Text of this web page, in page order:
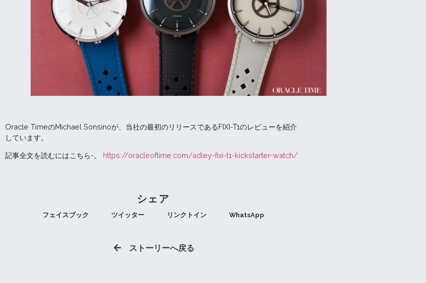
Oracle TimeのMichael Sonsinoが、当社の最初のリリースであるFIXI-T1のレビューを紹介
しています。
記事全文を読むにはこちら-。 https://oracleoftime.com/adley-fixi-t1-kickstarter-watch/
シェア
フェイスブック ツイッター リンクトイン WhatsApp
ストーリーへ戻る